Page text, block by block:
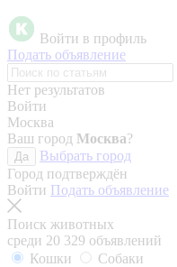
Войти в профиль
Подать объявление
Нет результатов
Войти
Москва
Ваш город Москва?
Да
Выбрать город
Город подтверждён
Войти Подать объявление
Поиск животных
среди 20 329 объявлений
Кошки
Собаки